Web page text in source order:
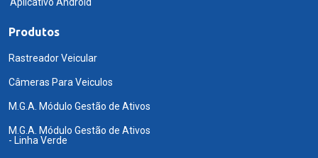
Produtos
Rastreador Veicular
Câmeras Para Veiculos
M.G.A. Módulo Gestão de Ativos
M.G.A. Módulo Gestão de Ativos
- Linha Verde